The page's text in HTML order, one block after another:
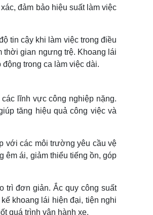
đảm bảo hiệu suất làm việc
tin cậy khi làm việc trong điều
thời gian ngưng trệ. Khoang lái
trong ca làm việc dài.
lĩnh vực công nghiệp nặng.
tăng hiệu quả công việc và
với các môi trường yêu cầu vệ
ái, giảm thiểu tiếng ồn, góp
trì đơn giản. Ắc quy công suất
khoang lái hiện đại, tiện nghi
quá trình vận hành xe.